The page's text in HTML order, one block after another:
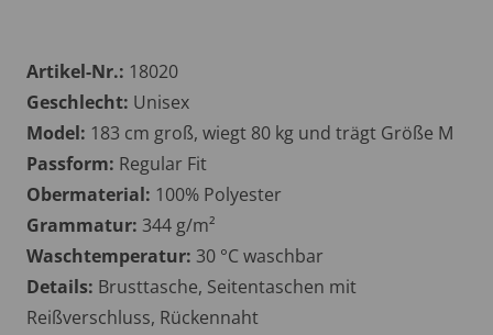
Artikel-Nr.: 18020
Geschlecht: Unisex
Model: 183 cm groß, wiegt 80 kg und trägt Größe M
Passform: Regular Fit
Obermaterial: 100% Polyester
Grammatur: 344 g/m²
Waschtemperatur: 30 °C waschbar
Details: Brusttasche, Seitentaschen mit
Reißverschluss, Rückennaht